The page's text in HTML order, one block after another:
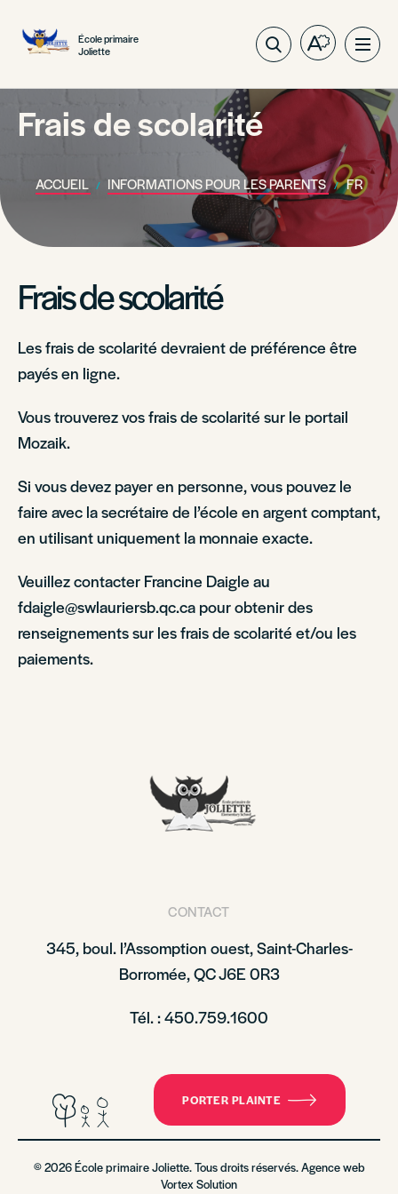
École primaire
Joliette
Ouvrez
barre
d'outilsdu
site
Frais de scolarité
ACCUEIL INFORMATIONS POUR LES PARENTS FRAIS
Frais de scolarité
Les frais de scolarité devraient de préférence être
payés en ligne.
Vous trouverez vos frais de scolarité sur le portail
Mozaik.
Si vous devez payer en personne, vous pouvez le
faire avec la secrétaire de l’école en argent comptant,
en utilisant uniquement la monnaie exacte.
Veuillez contacter Francine Daigle au
fdaigle@swlauriersb.qc.ca pour obtenir des
renseignements sur les frais de scolarité et/ou les
paiements.
CONTACT
345, boul. l’Assomption ouest, Saint-Charles-
Borromée, QC J6E 0R3
Tél. : 450.759.1600
PORTER PLAINTE
© 2026 École primaire Joliette. Tous droits réservés. Agence web
Vortex Solution